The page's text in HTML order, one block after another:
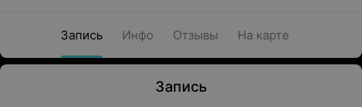
Запись Инфо Отзывы На карте
Запись